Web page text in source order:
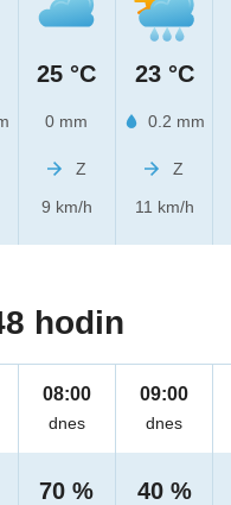
25 °C
0 mm
Z
9 km/h
23 °C
0.2 mm
Z
11 km/h
hodin
08:00
dnes
70 %
09:00
dnes
40 %